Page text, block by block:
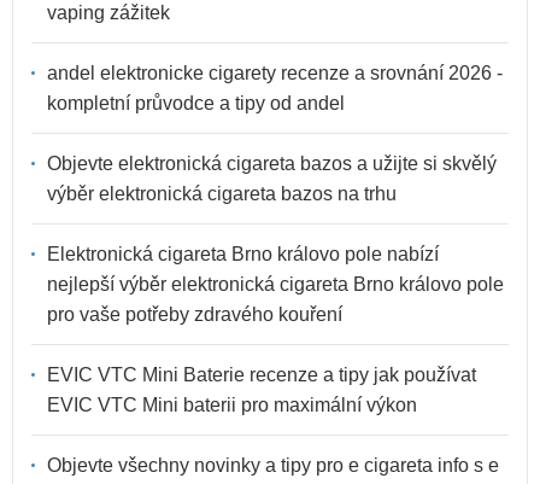
vaping zážitek
andel elektronicke cigarety recenze a srovnání 2026 -
kompletní průvodce a tipy od andel
Objevte elektronická cigareta bazos a užijte si skvělý
výběr elektronická cigareta bazos na trhu
Elektronická cigareta Brno královo pole nabízí
nejlepší výběr elektronická cigareta Brno královo pole
pro vaše potřeby zdravého kouření
EVIC VTC Mini Baterie recenze a tipy jak používat
EVIC VTC Mini baterii pro maximální výkon
Objevte všechny novinky a tipy pro e cigareta info s e